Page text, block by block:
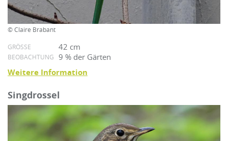
© Claire Brabant
GRÖSSE 42 cm
BEOBACHTUNG 9 % der Gärten
Weitere Information
Singdrossel